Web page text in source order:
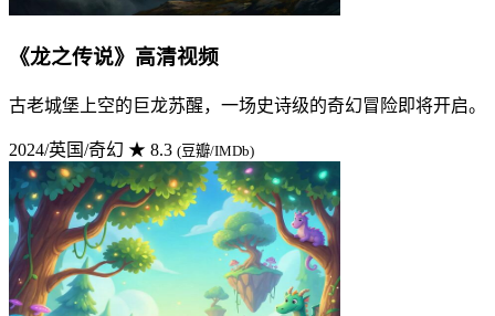
《龙之传说》高清视频
古老城堡上空的巨龙苏醒，一场史诗级的奇幻冒险即将开启。
2024/英国/奇幻 ★ 8.3 (豆瓣/IMDb)